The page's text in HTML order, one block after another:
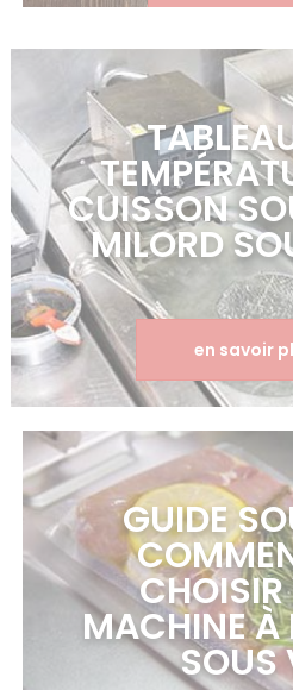
CUISSON
MILORD
en savoir
GUIDE
CHOISIR
MACHINE À
SOUS